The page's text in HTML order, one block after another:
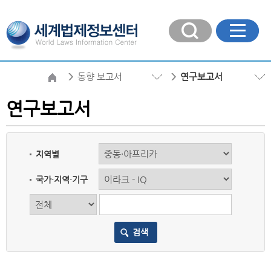
동향 보고서 연구보고서
연구보고서
지역별
국가·지역·기구
검색